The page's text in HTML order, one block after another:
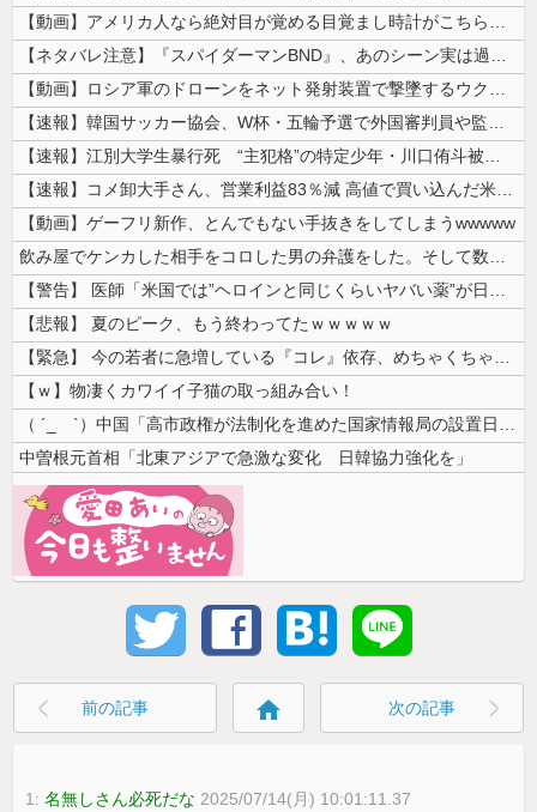
【動画】アメリカ人なら絶対目が覚める目覚まし時計がこちらｗｗｗｗｗ
【ネタバレ注意】『スパイダーマンBND』、あのシーン実は過去作のセルフ...
【動画】ロシア軍のドローンをネット発射装置で撃墜するウクライナ。
【速報】韓国サッカー協会、W杯・五輪予選で外国審判員や監督官を性接待！...
【速報】江別大学生暴行死 “主犯格”の特定少年・川口侑斗被告に「無期懲...
【速報】コメ卸大手さん、営業利益83％減 高値で買い込んだ米が売れず「...
【動画】ゲーフリ新作、とんでもない手抜きをしてしまうwwwww
飲み屋でケンカした相手をコロした男の弁護をした。そして数年後、因果応報...
【警告】 医師「米国では”ヘロインと同じくらいヤバい薬”が日本では平気...
【悲報】 夏のピーク、もう終わってたｗｗｗｗｗ
【緊急】 今の若者に急増している『コレ』依存、めちゃくちゃ深刻な模様w...
【ｗ】物凄くカワイイ子猫の取っ組み合い！
（ ´_ゝ`）中国「高市政権が法制化を進めた国家情報局の設置日が7月3...
中曽根元首相「北東アジアで急激な変化 日韓協力強化を」
前の記事 home 次の記事
1:名無しさん必死だな 2025/07/14(月) 10:01:11.37